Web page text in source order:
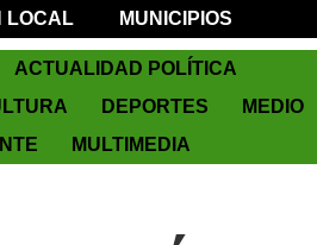
LOCAL
MUNICIPIOS
ACTUALIDAD POLÍTICA
DEPORTES
MEDIO
MULTIMEDIA